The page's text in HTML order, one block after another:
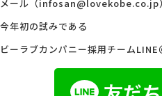
メール（infosan@lovekobe.co.jp
今年初の試みである
ビーラブカンパニー採用チームLINE